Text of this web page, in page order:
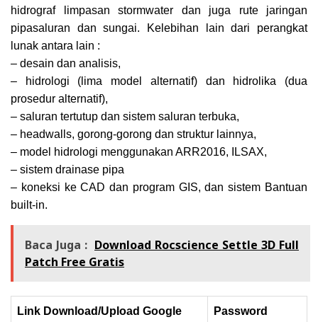
hidrograf limpasan stormwater dan juga rute jaringan
pipasaluran dan sungai. Kelebihan lain dari perangkat
lunak antara lain :
– desain dan analisis,
– hidrologi (lima model alternatif) dan hidrolika (dua
prosedur alternatif),
– saluran tertutup dan sistem saluran terbuka,
– headwalls, gorong-gorong dan struktur lainnya,
– model hidrologi menggunakan ARR2016, ILSAX,
– sistem drainase pipa
– koneksi ke CAD dan program GIS, dan sistem Bantuan
built-in.
Baca Juga : Download Rocscience Settle 3D Full
Patch Free Gratis
Link Download/Upload Google
Password